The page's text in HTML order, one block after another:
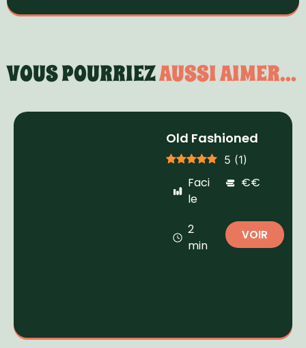
VOUS POURRIEZAUSSI AIMER...
Old Fashioned
5 (1)
Faci
le
€€
2
min
VOIR